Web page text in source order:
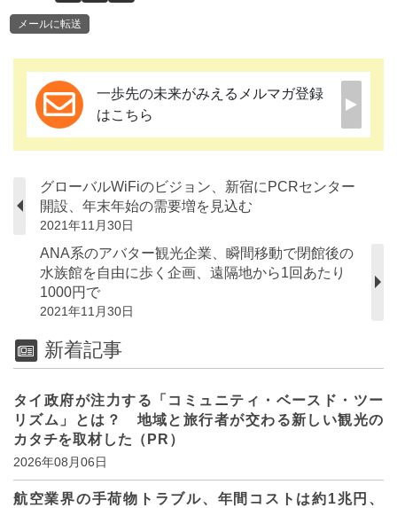
メールに転送
一歩先の未来がみえるメルマガ登録
はこちら
グローバルWiFiのビジョン、新宿にPCRセンター
開設、年末年始の需要増を見込む
2021年11月30日
ANA系のアバター観光企業、瞬間移動で閉館後の
水族館を自由に歩く企画、遠隔地から1回あたり
1000円で
2021年11月30日
新着記事
タイ政府が注力する「コミュニティ・ベースド・ツー
リズム」とは？ 地域と旅行者が交わる新しい観光の
カタチを取材した（PR）
2026年08月06日
航空業界の手荷物トラブル、年間コストは約1兆円、